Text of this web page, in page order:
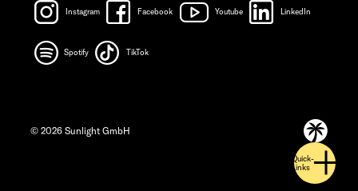
Quick-
Links
Instagram Facebook Youtube LinkedIn
Spotify TikTok
© 2026 Sunlight GmbH